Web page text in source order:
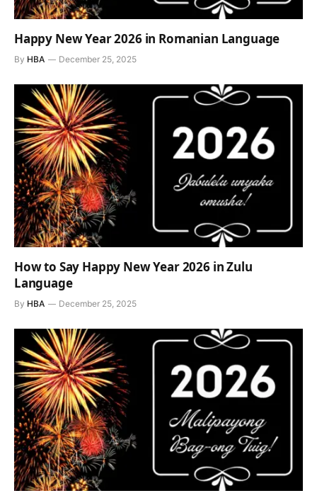
Happy New Year 2026 in Romanian Language
By HBA December 25, 2025
How to Say Happy New Year 2026 in Zulu
Language
By HBA December 25, 2025